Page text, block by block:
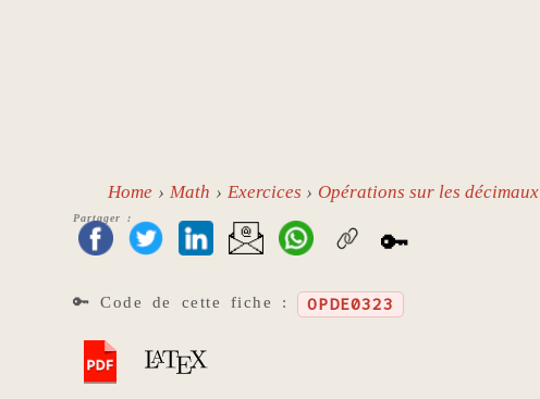
Home Math Exercices Opérations sur les décimaux
Partager :
🔑
🔑 Code de cette fiche : OPDE0323